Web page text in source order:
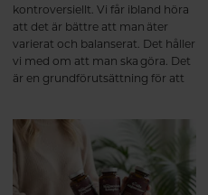
kontroversiellt. Vi får ibland höra
att det är bättre att man äter
varierat och balanserat. Det håller
vi med om att man ska göra. Det
är en grundförutsättning för att
med så ska vi dela ett av de bästa
hälsohacken vi vet för att
optimalt tillgodogöra dig
näringen från den mat du äter.